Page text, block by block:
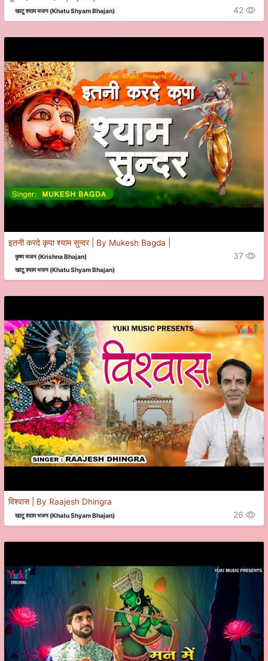
खाटू श्याम भजन (Khatu Shyam Bhajan) 42
इतनी करदे कृपा श्याम सुन्दर | By Mukesh Bagda |
कृष्ण भजन (Krishna Bhajan)
खाटू श्याम भजन (Khatu Shyam Bhajan)
37
विश्वास | By Raajesh Dhingra
खाटू श्याम भजन (Khatu Shyam Bhajan) 26